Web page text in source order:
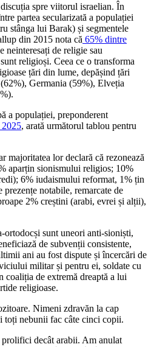
spre viitorul israelian. În
partea secularizată a populației
stânga lui Barak) și segmentele
din 2015 nota că 65% dintre
neinteresați de religie sau
religioși. Ceea ce o transforma
țări din lume, depășind țări
Germania (59%), Elveția
a populației, preponderent
, arată următorul tablou pentru
majoritatea lor declară că rezonează
aparțin sionismului religios; 10%
6% iudaismului reformat, 1% țin
notabile, remarcate de
2% creștini (arabi, evrei și alții),
sunt uneori anti-sioniști,
de subvenții consistente,
ani au fost dispute și încercări de
militar și pentru ei, soldate cu
coaliția de extremă dreaptă a lui
religioase.
Nimeni zdravăn la cap
toți nebunii fac câte cinci copii.
decât arabii. Am anulat